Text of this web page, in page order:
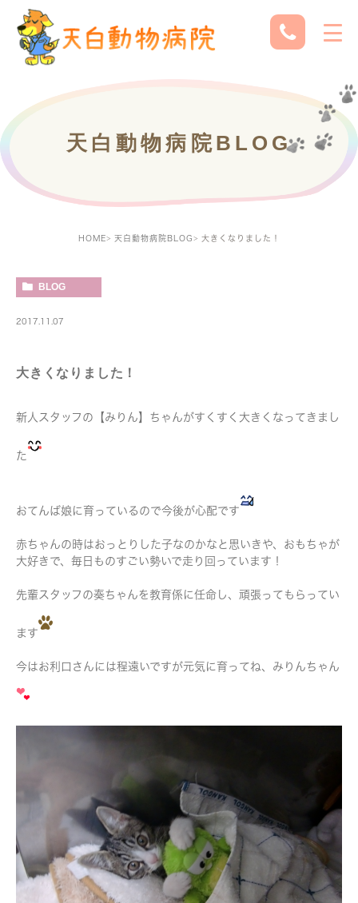
天白動物病院BLOG
HOME 天白動物病院BLOG 大きくなりました！
BLOG
2017.11.07
大きくなりました！
新人スタッフの【みりん】ちゃんがすくすく大きくなってきまし
た
おてんば娘に育っているので今後が心配です
赤ちゃんの時はおっとりした子なのかなと思いきや、おもちゃが
大好きで、毎日ものすごい勢いで走り回っています！
先輩スタッフの奏ちゃんを教育係に任命し、頑張ってもらってい
ます
今はお利口さんには程遠いですが元気に育ってね、みりんちゃん